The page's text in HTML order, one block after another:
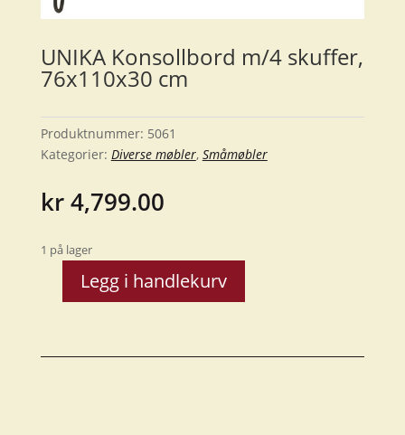
UNIKA Konsollbord m/4 skuffer,
76x110x30 cm
Produktnummer: 5061
Kategorier: Diverse møbler, Småmøbler
kr4,799.00
1 på lager
skuffer,
Legg i handlekurv